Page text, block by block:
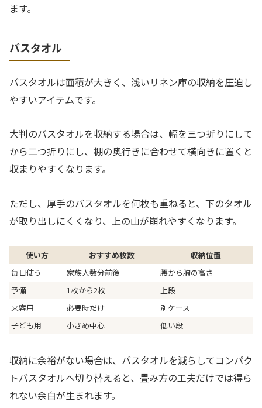
ます。
バスタオル
バスタオルは面積が大きく、浅いリネン庫の収納を圧迫し
やすいアイテムです。
大判のバスタオルを収納する場合は、幅を三つ折りにして
から二つ折りにし、棚の奥行きに合わせて横向きに置くと
収まりやすくなります。
ただし、厚手のバスタオルを何枚も重ねると、下のタオル
が取り出しにくくなり、上の山が崩れやすくなります。
使い方 おすすめ枚数
収納位置
毎日使う
家族人数分前後
腰から胸の高さ
予備
1枚から2枚
上段
来客用
必要時だけ
別ケース
子ども用
小さめ中心 低い段
収納に余裕がない場合は、バスタオルを減らしてコンパク
トバスタオルへ切り替えると、畳み方の工夫だけでは得ら
れない余白が生まれます。